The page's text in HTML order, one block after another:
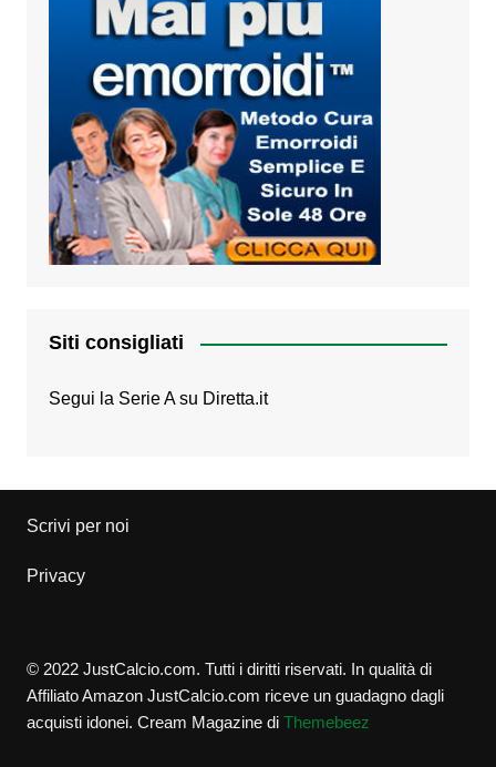
Siti consigliati
Segui la Serie A su Diretta.it
Scrivi per noi
Privacy
© 2022 JustCalcio.com. Tutti i diritti riservati. In qualità di
Affiliato Amazon JustCalcio.com riceve un guadagno dagli
acquisti idonei. Cream Magazine di Themebeez